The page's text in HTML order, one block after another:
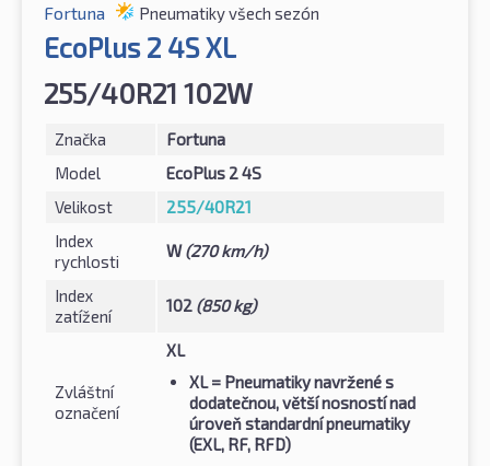
Fortuna Pneumatiky všech sezón
EcoPlus 2 4S XL
255/40R21 102W
Značka
Fortuna
Model
EcoPlus 2 4S
Velikost
255/40R21
Index
rychlosti
W(270 km/h)
Index
zatížení
102 (850 kg)
Zvláštní
označení
XL
XL = Pneumatiky navržené s
dodatečnou, větší nosností nad
úroveň standardní pneumatiky
(EXL, RF, RFD)